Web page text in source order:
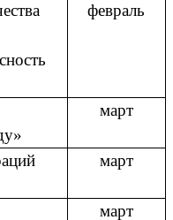
февраль
март
март
март